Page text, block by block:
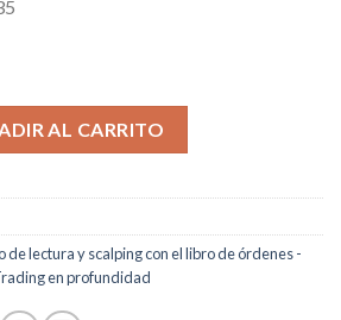
y scalping con el libro de órdenes
AL CARRITO
de lectura y scalping con el libro de órdenes -
en profundidad